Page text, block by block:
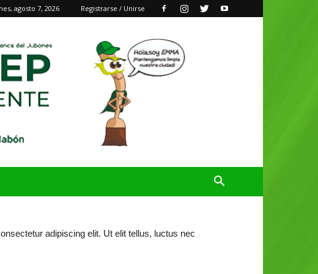
agosto 7, 2026 Registrarse / Unirse
adipiscing elit. Ut elit tellus, luctus nec